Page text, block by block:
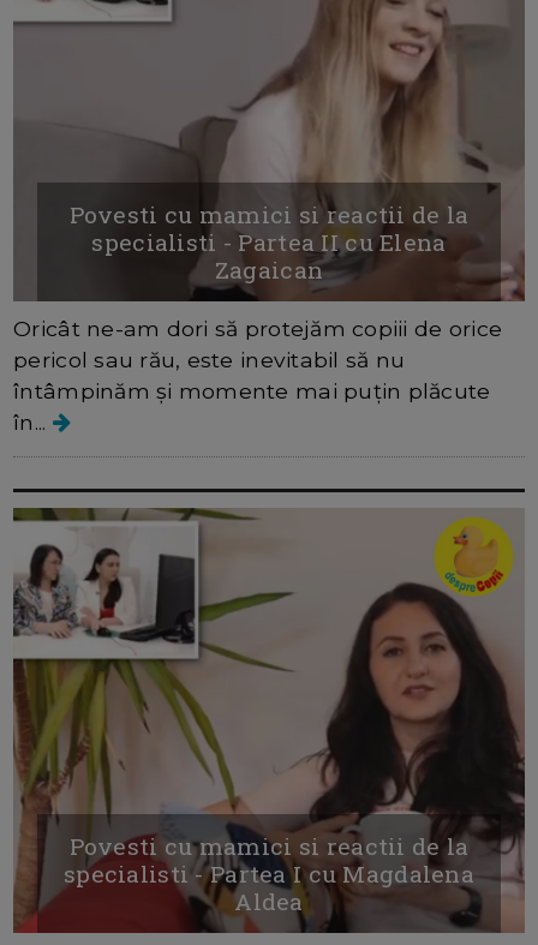
Povesti cu mamici si reactii de la
specialisti - Partea II cu Elena
Zagaican
Oricât ne-am dori să protejăm copiii de orice
pericol sau rău, este inevitabil să nu
întâmpinăm și momente mai puțin plăcute
în...
Povesti cu mamici si reactii de la
specialisti - Partea I cu Magdalena
Aldea